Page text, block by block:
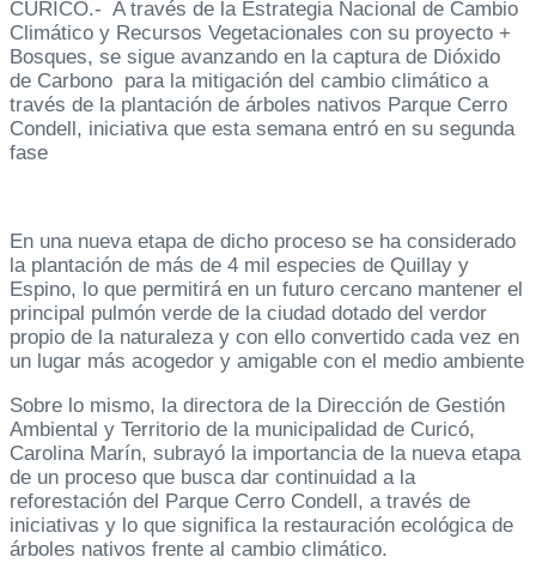
CURICO.- A través de la Estrategia Nacional de Cambio
Climático y Recursos Vegetacionales con su proyecto +
Bosques, se sigue avanzando en la captura de Dióxido
de Carbono para la mitigación del cambio climático a
través de la plantación de árboles nativos Parque Cerro
Condell, iniciativa que esta semana entró en su segunda
fase
En una nueva etapa de dicho proceso se ha considerado
la plantación de más de 4 mil especies de Quillay y
Espino, lo que permitirá en un futuro cercano mantener el
principal pulmón verde de la ciudad dotado del verdor
propio de la naturaleza y con ello convertido cada vez en
un lugar más acogedor y amigable con el medio ambiente
Sobre lo mismo, la directora de la Dirección de Gestión
Ambiental y Territorio de la municipalidad de Curicó,
Carolina Marín, subrayó la importancia de la nueva etapa
de un proceso que busca dar continuidad a la
reforestación del Parque Cerro Condell, a través de
iniciativas y lo que significa la restauración ecológica de
árboles nativos frente al cambio climático.